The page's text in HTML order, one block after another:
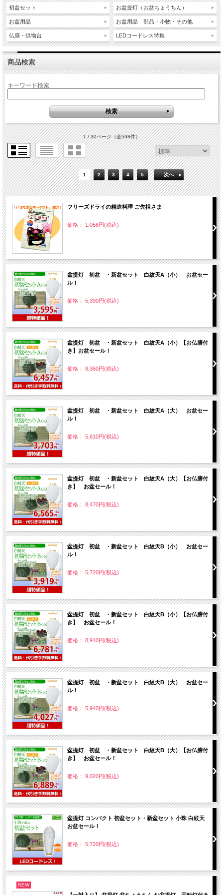
初盆セット
お盆用品
仏膳・供物台
お盆提灯（お盆ちょうちん）
お盆用品 部品・小物・その他
LEDコードレス特集
商品検索
キーワード検索
1 / 30ページ（全598件）
1 2 3 4 5 次へ
フリーズドライの精進料理 ご先祖さま
価格： 1,058円(税込)
盆提灯 初盆 ・新盆セット 白紋天A（小） お盆セー
ル！
価格： 5,390円(税込)
盆提灯 初盆 ・新盆セット 白紋天A（小）【お仏膳付
き】お盆セール！
価格： 8,360円(税込)
盆提灯 初盆 ・新盆セット 白紋天A（大） お盆セー
ル！
価格： 5,610円(税込)
盆提灯 初盆 ・新盆セット 白紋天A（大）【お仏膳付
き】 お盆セール！
価格： 8,470円(税込)
盆提灯 初盆 ・新盆セット 白紋天B（小） お盆セー
ル！
価格： 5,720円(税込)
盆提灯 初盆 ・新盆セット 白紋天B（小）【お仏膳付
き】 お盆セール！
価格： 8,910円(税込)
盆提灯 初盆 ・新盆セット 白紋天B（大） お盆セー
ル！
価格： 5,940円(税込)
盆提灯 初盆 ・新盆セット 白紋天B（大）【お仏膳付
き】 お盆セール！
価格： 9,020円(税込)
盆提灯 コンパクト 初盆セット・新盆セット 小珠 白紋天
お盆セール！
価格： 5,720円(税込)
NEW